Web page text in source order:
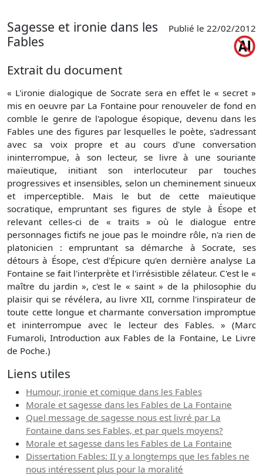
Sagesse et ironie dans les
Fables
Publié le 22/02/2012
Extrait du document
« L'ironie dialogique de Socrate sera en effet le « secret »
mis en oeuvre par La Fontaine pour renouveler de fond en
comble le genre de l'apologue ésopique, devenu dans les
Fables une des figures par lesquelles le poète, s'adressant
avec sa voix propre et au cours d'une conversation
ininterrompue, à son lecteur, se livre à une souriante
maïeutique, initiant son interlocuteur par touches
progressives et insensibles, selon un cheminement sinueux
et imperceptible. Mais le but de cette maïeutique
socratique, empruntant ses figures de style à Ésope et
relevant celles-ci de « traits » où le dialogue entre
personnages fictifs ne joue pas le moindre rôle, n'a rien de
platonicien : empruntant sa démarche à Socrate, ses
détours à Ésope, c'est d'Épicure qu'en dernière analyse La
Fontaine se fait l'interprète et l'irrésistible zélateur. C'est le «
maître du jardin », c'est le « saint » de la philosophie du
plaisir qui se révélera, au livre XII, cornme l'inspirateur de
toute cette longue et charmante conversation impromptue
et ininterrompue avec le lecteur des Fables. » (Marc
Fumaroli, Introduction aux Fables de la Fontaine, Le Livre
de Poche.)
Liens utiles
Humour, ironie et comique dans les Fables
Morale et sagesse dans les Fables de La Fontaine
Quel message de sagesse nous est livré par La
Fontaine dans ses Fables, et par quels moyens?
Morale et sagesse dans les Fables de La Fontaine
Dissertation Fables: II y a longtemps que les fables ne
nous intéressent plus pour la moralité